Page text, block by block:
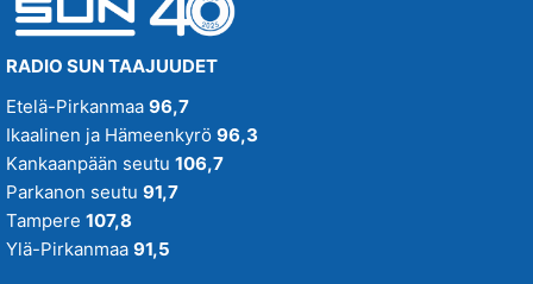
RADIO SUN TAAJUUDET
Etelä-Pirkanmaa 96,7
Ikaalinen ja Hämeenkyrö 96,3
Kankaanpään seutu 106,7
Parkanon seutu 91,7
Tampere 107,8
Ylä-Pirkanmaa 91,5